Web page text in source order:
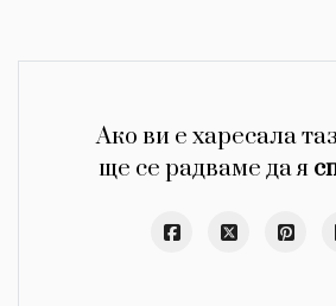
Ако ви е харесала
ще се радваме да я